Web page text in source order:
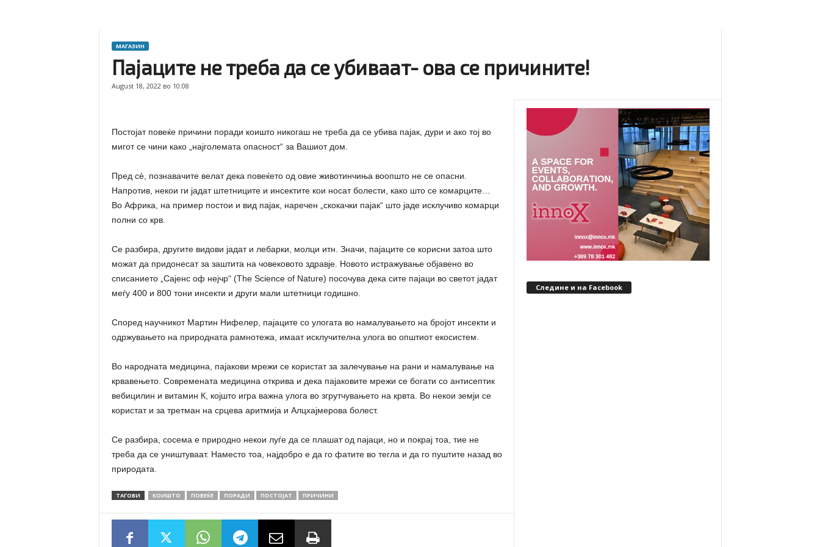
МАГАЗИН
Пајаците не треба да се убиваат- ова се причините!
August 18, 2022 во 10:08
Постојат повеќе причини поради коишто никогаш не треба да се убива пајак, дури и ако тој во
мигот се чини како „најголемата опасност“ за Вашиот дом.
Пред сѐ, познавачите велат дека повеќето од овие животинчиња воопшто не се опасни.
Напротив, некои ги јадат штетниците и инсектите кои носат болести, како што се комарците…
Во Африка, на пример постои и вид пајак, наречен „скокачки пајак“ што јаде исклучиво комарци
полни со крв.
Се разбира, другите видови јадат и лебарки, молци итн. Значи, пајаците се корисни затоа што
можат да придонесат за заштита на човековото здравје. Новото истражување објавено во
списанието „Сајенс оф нејчр“ (The Science of Nature) посочува дека сите пајаци во светот јадат
меѓу 400 и 800 тони инсекти и други мали штетници годишно.
Според научникот Мартин Нифелер, пајаците со улогата во намалувањето на бројот инсекти и
одржувањето на природната рамнотежа, имаат исклучителна улога во општиот екосистем.
Во народната медицина, пајакови мрежи се користат за залечување на рани и намалување на
крвавењето. Современата медицина открива и дека пајаковите мрежи се богати со антисептик
вебицилин и витамин К, којшто игра важна улога во згрутчувањето на крвта. Во некои земји се
користат и за третман на срцева аритмија и Алцхајмерова болест.
Се разбира, сосема е природно некои луѓе да се плашат од пајаци, но и покрај тоа, тие не
треба да се уништуваат. Наместо тоа, најдобро е да го фатите во тегла и да го пуштите назад во
природата.
ТАГОВИ КОИШТО ПОВЕЌЕ ПОРАДИ ПОСТОЈАТ ПРИЧИНИ
Следине и на Facebook